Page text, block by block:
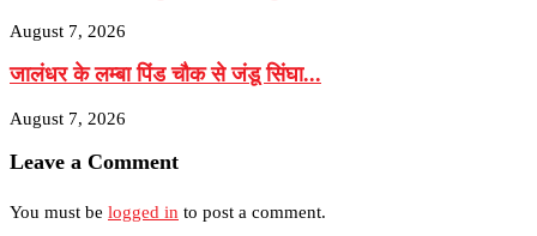
August 7, 2026
जालंधर के लम्बा पिंड चौक से जंडू सिंघा...
August 7, 2026
Leave a Comment
You must be logged in to post a comment.